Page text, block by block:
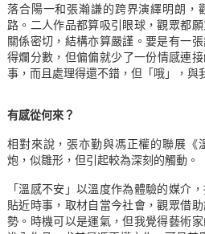
落合陽一和張瀚謙的跨界演繹明朗，
路。二人作品都算吸引眼球，觀眾都
關係密切，結構亦算嚴謹。要是有一
得爛分數，但偏偏就少了一份情感連
事，而且處理得還不錯，但「哦」，與
有感從何來？
相對來說，張亦勤與馮正權的聯展《
炮，似雛形，但引起較為深刻的觸動。
「溫感不安」以溫度作為體驗的媒介
貼近時事，取材自當今社會，觀眾借
勢。時機可以是運氣，但我覺得藝術